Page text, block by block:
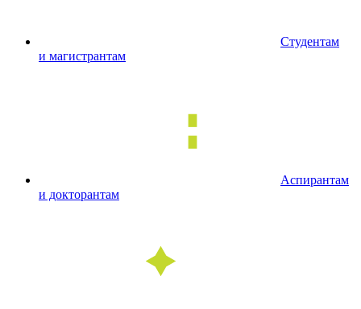
Студентам
и магистрантам
Аспирантам
и докторантам